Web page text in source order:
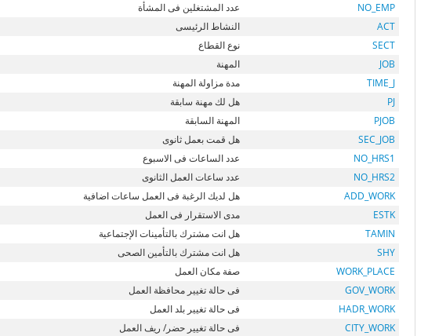
NO_EMP
عدد المشتغلين فى المشأة
ACT
النشاط الرئيسى
SECT
نوع القطاع
JOB
المهنة
TIME_J
مدة مزاولة المهنة
PJ
هل لك مهنة سابقة
PJOB
المهنة السابقة
SEC_JOB
هل قمت بعمل ثانوى
NO_HRS1
عدد الساعات فى الاسبوع
NO_HRS2
عدد ساعات العمل الثانوى
ADD_WORK
هل لديك الرغبة فى العمل ساعات اضافية
ESTK
مدى الاستقرار فى العمل
TAMIN
هل انت مشترك بالتأمينات الإجتماعية
SHY
هل انت مشترك بالتأمين الصحى
WORK_PLACE
صفة مكان العمل
GOV_WORK
فى حالة تغيير محافظة العمل
HADR_WORK
فى حالة تغيير بلد العمل
CITY_WORK
فى حالة تغيير حضر/ ريف العمل